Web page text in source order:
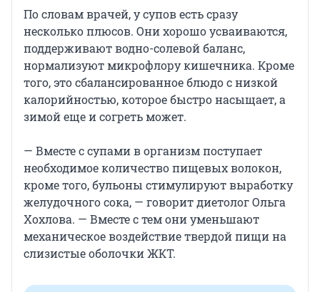
По словам врачей, у супов есть сразу
несколько плюсов. Они хорошо усваиваются,
поддерживают водно-солевой баланс,
нормализуют микрофлору кишечника. Кроме
того, это сбалансированное блюдо с низкой
калорийностью, которое быстро насыщает, а
зимой еще и согреть может.
— Вместе с супами в организм поступает
необходимое количество пищевых волокон,
кроме того, бульоны стимулируют выработку
желудочного сока, — говорит диетолог Ольга
Хохлова. — Вместе с тем они уменьшают
механическое воздействие твердой пищи на
слизистые оболочки ЖКТ.